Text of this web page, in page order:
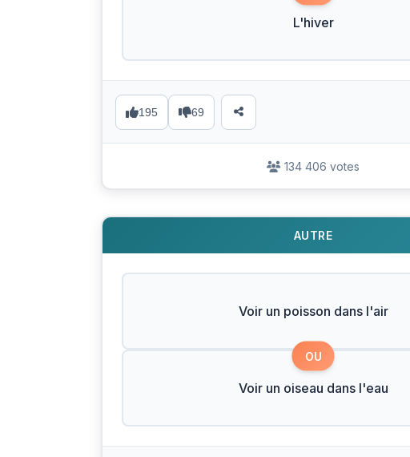
L'hiver
195 69
134 406 votes
AUTRE
Voir un poisson dans l'air
OU
Voir un oiseau dans l'eau